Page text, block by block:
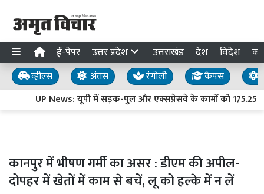
ई-पेपर उत्तर प्रदेश उत्तराखंड देश विदेश
व्हील्स अंतस रंगोली कैंपस
UP News: यूपी में सड़क-पुल और एक्सप्रेसवे के कामों को 175.25
कानपुर में भीषण गर्मी का असर : डीएम की अपील-
दोपहर में खेतों में काम से बचें, लू को हल्के में न लें